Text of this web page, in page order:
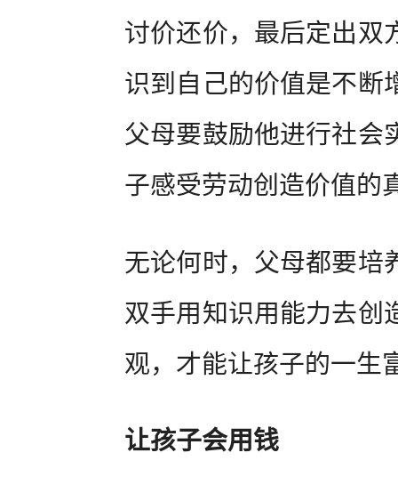
讨价还价，最后定出双
识到自己的价值是不断
父母要鼓励他进行社会
子感受劳动创造价值的
无论何时，父母都要培
双手用知识用能力去创
观，才能让孩子的一生
让孩子会用钱